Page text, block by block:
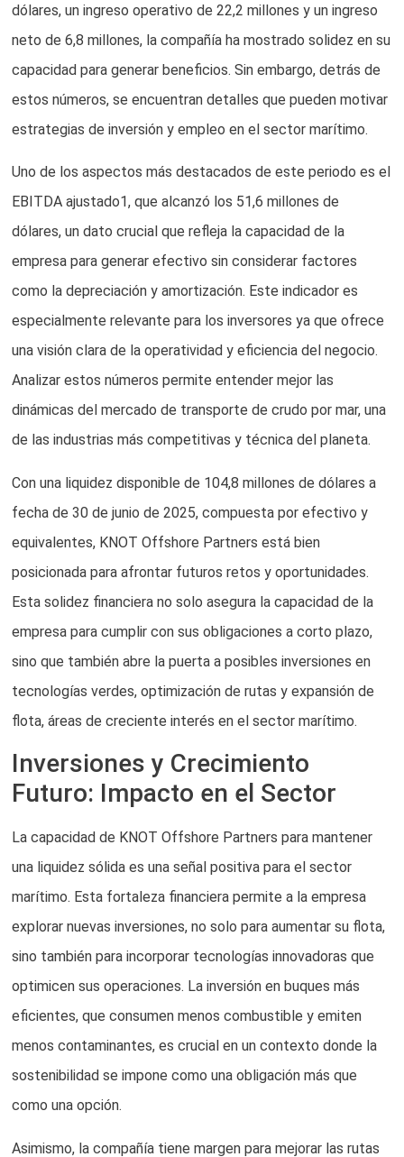
dólares, un ingreso operativo de 22,2 millones y un ingreso
neto de 6,8 millones, la compañía ha mostrado solidez en su
capacidad para generar beneficios. Sin embargo, detrás de
estos números, se encuentran detalles que pueden motivar
estrategias de inversión y empleo en el sector marítimo.
Uno de los aspectos más destacados de este periodo es el
EBITDA ajustado1, que alcanzó los 51,6 millones de
dólares, un dato crucial que refleja la capacidad de la
empresa para generar efectivo sin considerar factores
como la depreciación y amortización. Este indicador es
especialmente relevante para los inversores ya que ofrece
una visión clara de la operatividad y eficiencia del negocio.
Analizar estos números permite entender mejor las
dinámicas del mercado de transporte de crudo por mar, una
de las industrias más competitivas y técnica del planeta.
Con una liquidez disponible de 104,8 millones de dólares a
fecha de 30 de junio de 2025, compuesta por efectivo y
equivalentes, KNOT Offshore Partners está bien
posicionada para afrontar futuros retos y oportunidades.
Esta solidez financiera no solo asegura la capacidad de la
empresa para cumplir con sus obligaciones a corto plazo,
sino que también abre la puerta a posibles inversiones en
tecnologías verdes, optimización de rutas y expansión de
flota, áreas de creciente interés en el sector marítimo.
Inversiones y Crecimiento
Futuro: Impacto en el Sector
La capacidad de KNOT Offshore Partners para mantener
una liquidez sólida es una señal positiva para el sector
marítimo. Esta fortaleza financiera permite a la empresa
explorar nuevas inversiones, no solo para aumentar su flota,
sino también para incorporar tecnologías innovadoras que
optimicen sus operaciones. La inversión en buques más
eficientes, que consumen menos combustible y emiten
menos contaminantes, es crucial en un contexto donde la
sostenibilidad se impone como una obligación más que
como una opción.
Asimismo, la compañía tiene margen para mejorar las rutas